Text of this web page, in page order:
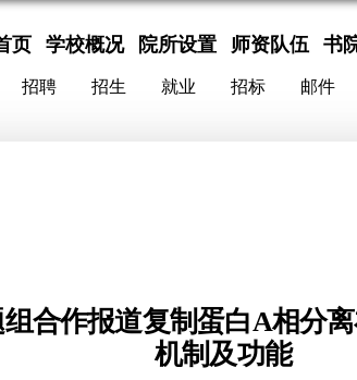
页 学校概况 院所设置 师资队伍 书
招聘 招生 就业 招标 邮件
合作报道复制蛋白A相分
机制及功能